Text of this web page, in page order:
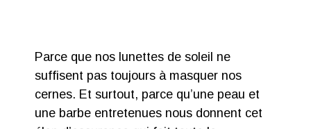
Parce que nos lunettes de soleil ne
suffisent pas toujours à masquer nos
cernes. Et surtout, parce qu’une peau et
une barbe entretenues nous donnent cet